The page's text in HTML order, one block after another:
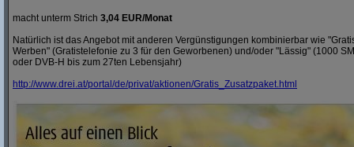
macht unterm Strich 3,04 EUR/Monat
Natürlich ist das Angebot mit anderen Vergünstigungen kombinierbar wie
Werben" (Gratistelefonie zu 3 für den Geworbenen) und/oder "Lässig" (1000
oder DVB-H bis zum 27ten Lebensjahr)
http://www.drei.at/portal/de/privat/aktionen/Gratis_Zusatzpaket.html